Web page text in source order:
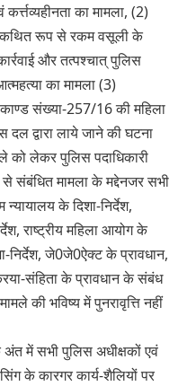
का मामला, (2)
कथित रूप से रकम वसूली के
और तत्पश्चात् पुलिस
का मामला (3)
संख्या-257/16 की महिला
द्वारा लाये जाने की घटना
को लेकर पुलिस पदाधिकारी
से संबंधित मामला के मद्देनजर सभी
न्यायालय के दिशा-निर्देश,
राष्ट्रीय महिला आयोग के
निर्देश, जे0जे0ऐक्ट के प्रावधान,
संहिता के प्रावधान के संबंध
की भविष्य में पुनरावृत्ति नहीं
में सभी पुलिस अधीक्षकों एवं
के कारगर कार्य-शैलियों पर